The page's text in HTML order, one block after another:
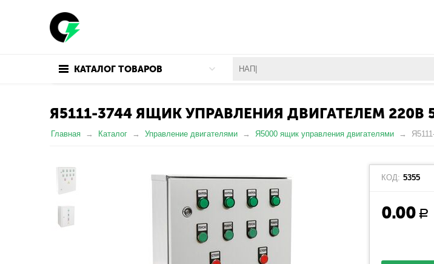
КАТАЛОГ ТОВАРОВ
Я5111-3744 ЯЩИК УПРАВЛЕНИЯ ДВИГАТЕЛЕМ 220В
Главная Каталог Управление двигателями Я5000 ящик управления двигателями
КОД: 5355
0.00 Р